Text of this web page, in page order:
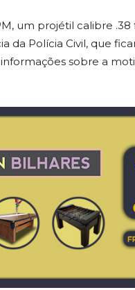
um projétil calibre
da Polícia Civil, que
sobre a